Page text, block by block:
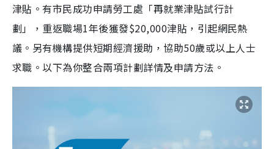
津貼。有市民成功申請勞工處「再就業津貼試行計
劃」，重返職場1年後獲發$20,000津貼，引起網民熱
議。另有機構提供短期經濟援助，協助50歲或以上人士
求職。以下為你整合兩項計劃詳情及申請方法。